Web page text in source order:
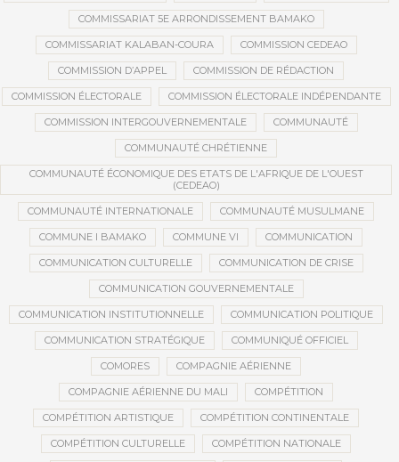
COMMISSARIAT 5E ARRONDISSEMENT BAMAKO
COMMISSARIAT KALABAN-COURA COMMISSION CEDEAO
COMMISSION D’APPEL COMMISSION DE RÉDACTION
COMMISSION ÉLECTORALE COMMISSION ÉLECTORALE INDÉPENDANTE
COMMISSION INTERGOUVERNEMENTALE COMMUNAUTÉ
COMMUNAUTÉ CHRÉTIENNE
COMMUNAUTÉ ÉCONOMIQUE DES ETATS DE L'AFRIQUE DE L'OUEST
(CEDEAO)
COMMUNAUTÉ INTERNATIONALE COMMUNAUTÉ MUSULMANE
COMMUNE I BAMAKO COMMUNE VI COMMUNICATION
COMMUNICATION CULTURELLE COMMUNICATION DE CRISE
COMMUNICATION GOUVERNEMENTALE
COMMUNICATION INSTITUTIONNELLE COMMUNICATION POLITIQUE
COMMUNICATION STRATÉGIQUE COMMUNIQUÉ OFFICIEL
COMORES COMPAGNIE AÉRIENNE
COMPAGNIE AÉRIENNE DU MALI COMPÉTITION
COMPÉTITION ARTISTIQUE COMPÉTITION CONTINENTALE
COMPÉTITION CULTURELLE COMPÉTITION NATIONALE